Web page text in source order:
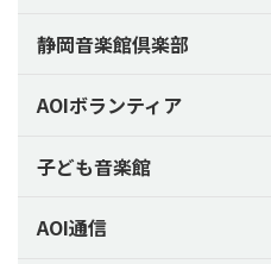
備品料金表
資料ダウンロード
チラシの配架について
静岡音楽館倶楽部
AOIボランティア
子ども音楽館
AOI通信